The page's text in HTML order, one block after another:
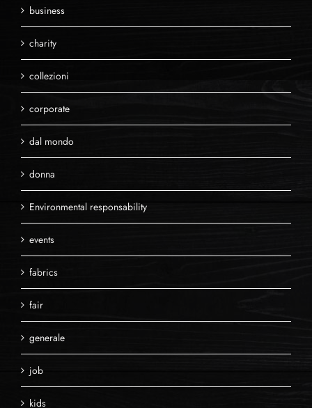
business
charity
collezioni
corporate
dal mondo
donna
Environmental responsability
events
fabrics
fair
generale
job
kids